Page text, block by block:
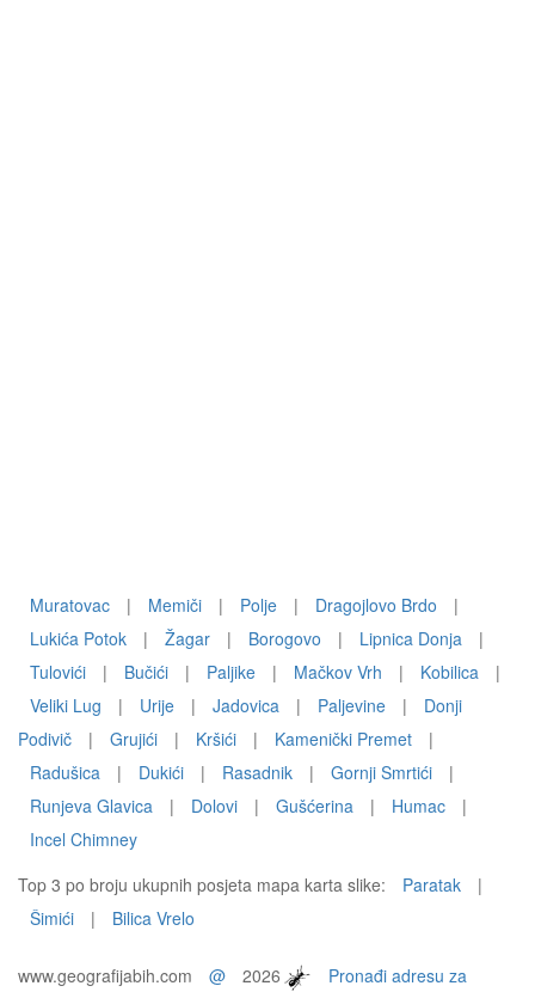
Muratovac | Memiči | Polje | Dragojlovo Brdo
|
Lukića Potok
| Žagar | Borogovo | Lipnica Donja
|
Tulovići
| Bučići | Paljike | Mačkov Vrh | Kobilica
|
Veliki Lug
| Urije | Jadovica | Paljevine |
Donji
Podivič
| Grujići | Kršići | Kamenički Premet
|
Radušica
| Dukići | Rasadnik | Gornji Smrtići
|
Runjeva Glavica
| Dolovi | Gušćerina | Humac
|
Incel Chimney
Top 3 po broju ukupnih posjeta mapa karta slike:
Paratak
|
Šimići
| Bilica Vrelo
www.geografijabih.com @ 2026 Pronađi adresu za